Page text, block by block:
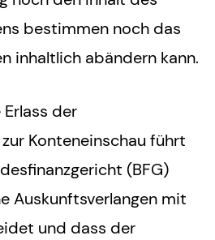
bestimmen noch das
inhaltlich abändern kann.
der
Konteneinschau führt
(BFG)
Auskunftsverlangen mit
und dass der